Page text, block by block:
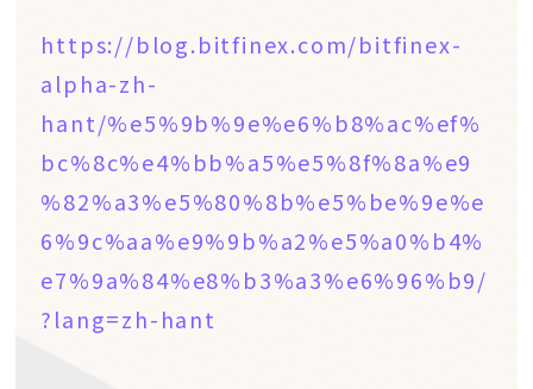
https://blog.bitfinex.com/bitfinex-
alpha-zh-
hant/%e5%9b%9e%e6%b8%ac%ef%
bc%8c%e4%bb%a5%e5%8f%8a%e9
%82%a3%e5%80%8b%e5%be%9e%e
6%9c%aa%e9%9b%a2%e5%a0%b4%
e7%9a%84%e8%b3%a3%e6%96%b9/
?lang=zh-hant